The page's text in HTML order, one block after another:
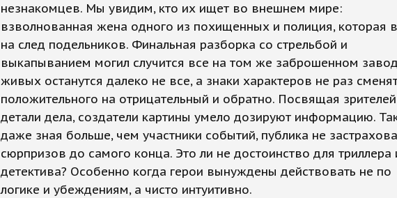
незнакомцев. Мы увидим, кто их ищет во внешнем мире:
взволнованная жена одного из похищенных и полиция, которая
на след подельников. Финальная разборка со стрельбой и
выкапыванием могил случится все на том же заброшенном
живых останутся далеко не все, а знаки характеров не раз
положительного на отрицательный и обратно. Посвящая
детали дела, создатели картины умело дозируют информацию.
даже зная больше, чем участники событий, публика не
сюрпризов до самого конца. Это ли не достоинство для триллера
детектива? Особенно когда герои вынуждены действовать не по
логике и убеждениям, а чисто интуитивно.